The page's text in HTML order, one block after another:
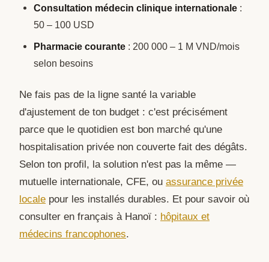
Consultation médecin clinique internationale :
50 – 100 USD
Pharmacie courante : 200 000 – 1 M VND/mois
selon besoins
Ne fais pas de la ligne santé la variable
d'ajustement de ton budget : c'est précisément
parce que le quotidien est bon marché qu'une
hospitalisation privée non couverte fait des dégâts.
Selon ton profil, la solution n'est pas la même —
mutuelle internationale, CFE, ou assurance privée
locale pour les installés durables. Et pour savoir où
consulter en français à Hanoï : hôpitaux et
médecins francophones.